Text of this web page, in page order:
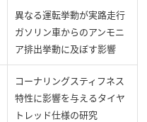
異なる運転挙動が実路走行
ガソリン車からのアンモニ
ア排出挙動に及ぼす影響
コーナリングスティフネス
特性に影響を与えるタイヤ
トレッド仕様の研究